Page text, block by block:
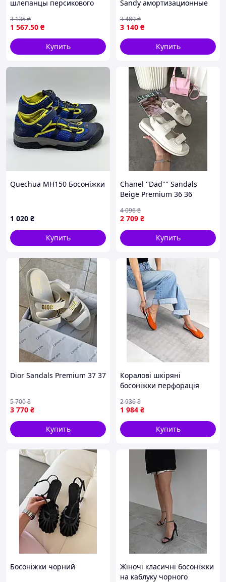
шлепанцы персикового
прогулок ТМ CROSS
1 567.50 ₴
3 135₴
Купить
Sandy амортизационные
(740977B-7-38)
3 140 ₴
3 489₴
Купить
Quechua MH150 Босоніжки
1 020 ₴
Купить
Chanel ''Dad"" Sandals
Beige Premium 36 36
2 709 ₴
4 096₴
Купить
Dior Sandals Premium 37 37
3 770 ₴
5 700₴
Купить
Коралові шкіряні
босоніжки перфорація
1 984 ₴
2 936₴
Купить
Босоніжки чорний
Жіночі класичні босоніжки
на каблуку чорного